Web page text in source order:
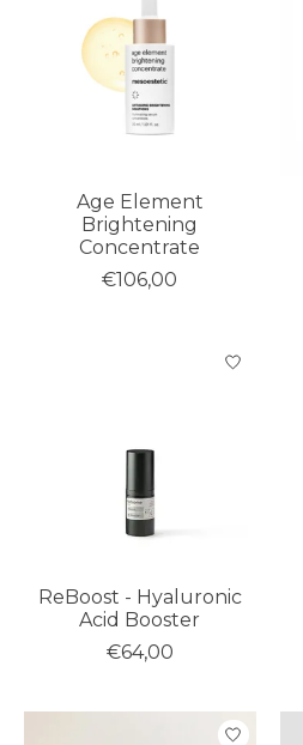
Age Element
Brightening
Concentrate
€106,00
ReBoost - Hyaluronic
Acid Booster
€64,00